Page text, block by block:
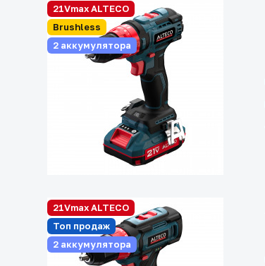
21Vmax ALTECO
Brushless
2 аккумулятора
21Vmax ALTECO
Топ продаж
2 аккумулятора